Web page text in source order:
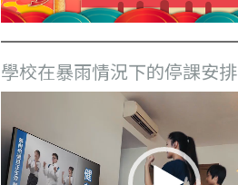
學校在暴雨情況下的停課安排
訊
播
放